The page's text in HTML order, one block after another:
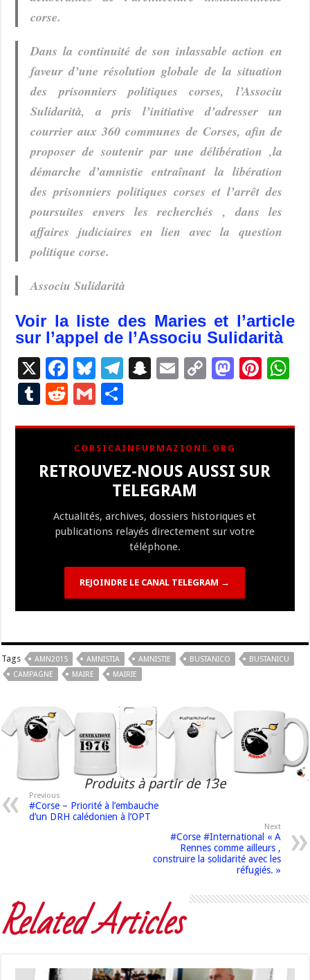
corse.
Dans la continuité de son inlassable action en
faveur d’une résolution globale de la situation
des prisonniers politiques corses, l’Associu
Sulidarità, a pris l’initiative d’adresser un
courrier aux 360 communes de Corses, afin de
proposer de soutenir par une délibération ,la
démarche d’amnistie entraînant la libération
des prisonniers politiques corses et l’arrêt des
poursuites envers les recherchés , dans les
affaires judiciaires en lien avec la question
politique corse.
Associu Sulidarità
Voir la liste des Maries et l’article
sur l’appel de l’Associu Sulidarità
X
F
ac
e
b
o
o
Bl
u
es
ky
T
gr
a
m
S
p
c
h
at
E
l
C
y
Li
n
M
d
n
Pi
es
T
bl
r
R
d
di
t
G
ai
l
ta
g
er
CORSICAINFURMAZIONE.ORG
RETROUVEZ-NOUS AUSSI SUR
TELEGRAM
Actualités, archives, dossiers historiques et
publications relayés directement sur votre
téléphone.
REJOINDRE LE CANAL TELEGRAM →
Tags AMN2015 AMNISTIA AMNISTIE BUSTANICO
BUSTANICU
CAMPAGNE
MAIRE MAIRIE
Produits à partir de 13e
Previous
#Corse – Priorité à l’embauche
d’un DRH calédonien à l’OPT
Next
#Corse #International « A
Rennes comme ailleurs ,
construire la solidarité avec les
réfugiés. »
Related Articles